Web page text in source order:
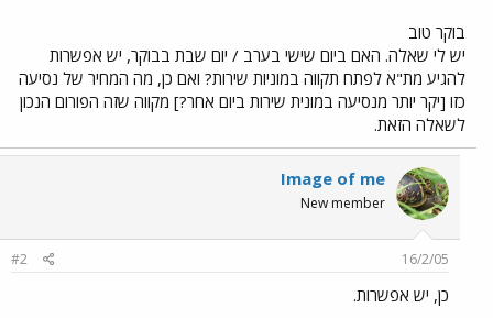
בוקר טוב
יש לי שאלה. האם ביום שישי בערב / יום שבת בבוקר, יש אפשרות
להגיע מת"א לפתח תקווה במוניות שירות? ואם כן, מה המחיר של נסיעה
כזו [יקר יותר מנסיעה במונית שירות ביום אחר?] מקווה שזה הפורום הנכון
לשאלה הזאת.
Image of me
New member
16/2/05
#2
כן, יש אפשרות.